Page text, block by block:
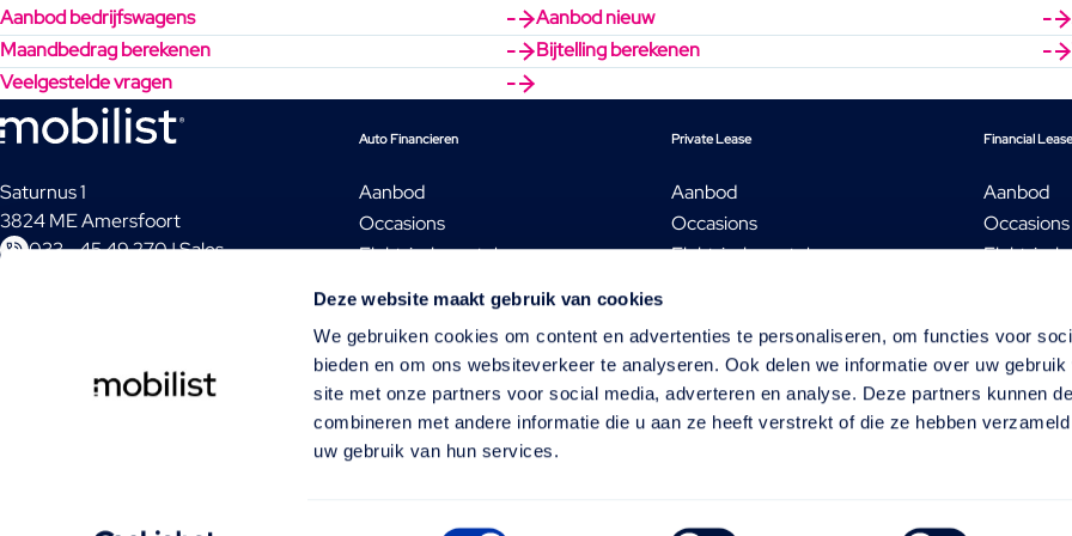
Deze website maakt gebruik van cookies
We gebruiken cookies om content en advertenties te personaliseren, om functies voor
bieden en om ons websiteverkeer te analyseren. Ook delen we informatie over uw gebruik
site met onze partners voor social media, adverteren en analyse. Deze partners kunnen
combineren met andere informatie die u aan ze heeft verstrekt of die ze hebben
uw gebruik van hun services.
Toestemmingsselectie
Aanbod bedrijfswagens Aanbod nieuw
Maandbedrag berekenen
Bijtelling berekenen
Veelgestelde vragen
Saturnus 1
3824 ME Amersfoort
033 - 45 49 270 | Sales
Mobilist is een merk van Volkswagen Pon
Auto Financieren
Aanbod
Occasions
Elektrische auto's
Volkswagen financieren
Wat is huurkoop?
Wat is financial lease particulier?
Private Lease
Aanbod
Occasions
Elektrische auto's
Škoda Private Lease
Volkswagen Private Lease
Financial Lease
Aanbod
Occasions
Škoda